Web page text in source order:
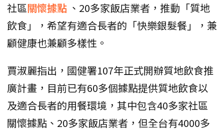
社區關懷據點 、20多家飯店業者，推動「質地
飲食」，希望有適合長者的「快樂銀髮餐」，兼
顧健康也兼顧多樣性。
賈淑麗指出，國健署107年正式開辦質地飲食推
廣計畫，目前已有60多個據點提供質地飲食以
及適合長者的用餐環境，其中包含40多家社區
關懷據點、20多家飯店業者，但全台有4000多